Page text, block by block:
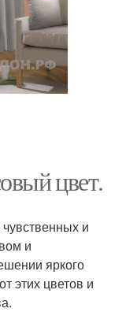
цвет.
и
и
яркого
этих цветов и